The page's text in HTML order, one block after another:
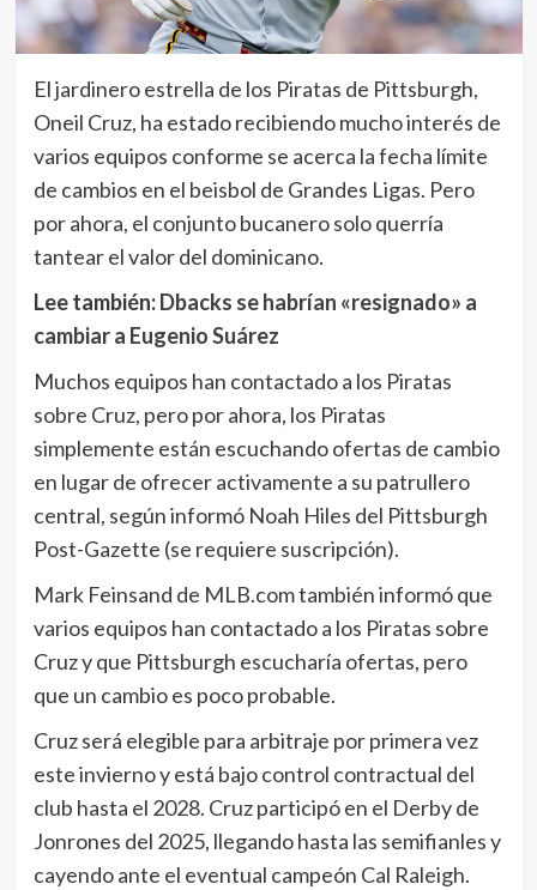
El jardinero estrella de los Piratas de Pittsburgh,
Oneil Cruz, ha estado recibiendo mucho interés de
varios equipos conforme se acerca la fecha límite
de cambios en el beisbol de Grandes Ligas. Pero
por ahora, el conjunto bucanero solo querría
tantear el valor del dominicano.
Lee también:Dbacks se habrían «resignado» a
cambiar a Eugenio Suárez
Muchos equipos han contactado a los Piratas
sobre Cruz, pero por ahora, los Piratas
simplemente están escuchando ofertas de cambio
en lugar de ofrecer activamente a su patrullero
central, según informó Noah Hiles del Pittsburgh
Post-Gazette (se requiere suscripción).
Mark Feinsand de MLB.com también informó que
varios equipos han contactado a los Piratas sobre
Cruz y que Pittsburgh escucharía ofertas, pero
que un cambio es poco probable.
Cruz será elegible para arbitraje por primera vez
este invierno y está bajo control contractual del
club hasta el 2028. Cruz participó en el Derby de
Jonrones del 2025, llegando hasta las semifianles y
cayendo ante el eventual campeón Cal Raleigh.